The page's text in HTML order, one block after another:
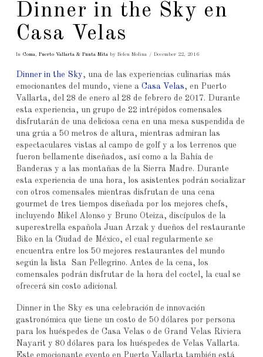
Dinner in the Sky en
Casa Velas
In Coma, Puerto Vallarta & Punta Mitaby Belen Molina December 22, 2016
Dinner in the Sky, una de las experiencias culinarias más
emocionantes del mundo, viene a Casa Velas, en Puerto
Vallarta, del 28 de enero al 28 de febrero de 2017. Durante
esta experiencia, un grupo de 22 intrépidos comensales
disfrutarán de una deliciosa cena en una mesa suspendida de
una grúa a 50 metros de altura, mientras admiran las
espectaculares vistas al campo de golf y a los terrenos que
fueron bellamente diseñados, así como a la Bahía de
Banderas y a las montañas de la Sierra Madre. Durante
esta experiencia de una hora, los asistentes podrán socializar
con otros comensales mientras disfrutan de una cena
gourmet de tres tiempos diseñada por los mejores chefs,
incluyendo Mikel Alonso y Bruno Oteiza, discípulos de la
superestrella española Juan Arzak y dueños del restaurante
Biko en la Ciudad de México, el cual regularmente se
encuentra entre los 50 mejores restaurantes del mundo
según la lista San Pellegrino. Antes de la cena, los
comensales podrán disfrutar de la hora del coctel, la cual se
ofrecerá sin costo adicional.
Dinner in the Sky es una celebración de innovación
gastronómica que tiene un costo de 50 dólares por persona
para los huéspedes de Casa Velas o de Grand Velas Riviera
Nayarit y 80 dólares para los huéspedes de Velas Vallarta.
Este emocionante evento en Puerto Vallarta también está